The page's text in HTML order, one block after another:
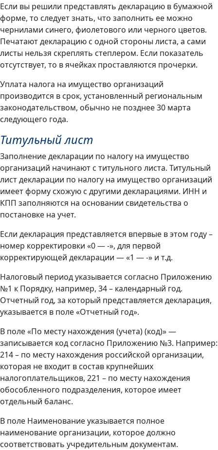
Если вы решили представлять декларацию в бумажной
форме, то следует знать, что заполнить ее можно
чернилами синего, фиолетового или черного цветов.
Печатают декларацию с одной стороны листа, а сами
листы нельзя скреплять степлером. Если показатель
отсутствует, то в ячейках проставляются прочерки.
Уплата налога на имущество организаций
производится в срок, установленный региональным
законодательством, обычно не позднее 30 марта
следующего года.
Титульный лист
Заполнение декларации по налогу на имущество
организаций начинают с титульного листа. Титульный
лист декларации по налогу на имущество организаций
имеет форму схожую с другими декларациями. ИНН и
КПП заполняются на основании свидетельства о
постановке на учет.
Если декларация представляется впервые в этом году –
номер корректировки «0 — -», для первой
корректирующей декларации — «1 — -» и т.д.
Налоговый период указывается согласно Приложению
№1 к Порядку, например, 34 – календарный год.
Отчетный год, за который представляется декларация,
указывается в поле «Отчетный год».
В поле «По месту нахождения (учета) (код)» —
записывается код согласно Приложению №3. Например:
214 – по месту нахождения российской организации,
которая не входит в состав крупнейших
налогоплательщиков, 221 – по месту нахождения
обособленного подразделения, которое имеет
отдельный баланс.
В поле Наименование указывается полное
наименование организации, которое должно
соответствовать учредительным документам.